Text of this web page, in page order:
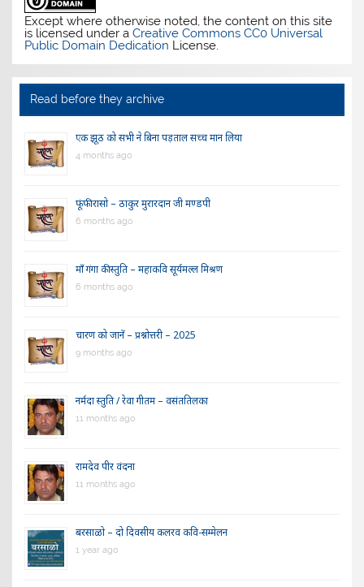
Except where otherwise noted, the content on this site
is licensed under aCreative Commons CC0 Universal
Public Domain Dedication License.
Read before they archive
एक झूठ को सभी ने बिना पड़ताल सच्च मान लिया
4 months ago
फूंफी रासो – ठाकुर मुरारदान जी मण्डपी
6 months ago
माँ गंगा की स्तुति – महाकवि सूर्यमल्ल मिश्रण
6 months ago
चारण को जानें – प्रश्नोत्तरी – 2025
9 months ago
नर्मदा स्तुति / रेवा गीतम – वसंततिलका
11 months ago
रामदेव पीर वंदना
11 months ago
बरसाळो – दो दिवसीय कलरव कवि-सम्मेलन
1 year ago